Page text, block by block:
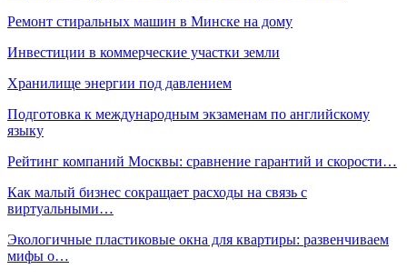
Ремонт стиральных машин в Минске на дому
Инвестиции в коммерческие участки земли
Хранилище энергии под давлением
Подготовка к международным экзаменам по английскому
языку
Рейтинг компаний Москвы: сравнение гарантий и скорости…
Как малый бизнес сокращает расходы на связь с
виртуальными…
Экологичные пластиковые окна для квартиры: развенчиваем
мифы о…